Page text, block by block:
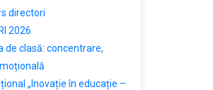
directori
2026
de clasă: concentrare,
„Inovație în educație –